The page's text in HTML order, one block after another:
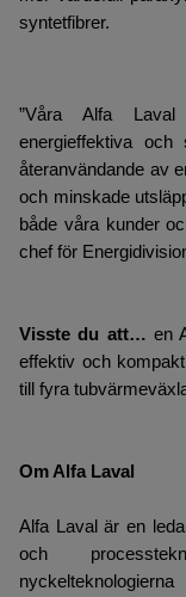
syntetfibrer.
”Våra Alfa
energieffektiva
återanvändande av
och minskade
både våra kunder
chef för
Visste du att… en
effektiv och
till fyra
Om Alfa Laval
Alfa Laval är en
och